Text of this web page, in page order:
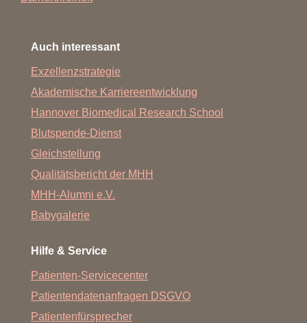
Auch interessant
Exzellenzstrategie
Akademische Karriereentwicklung
Hannover Biomedical Research School
Blutspende-Dienst
Gleichstellung
Qualitätsbericht der MHH
MHH-Alumni e.V.
Babygalerie
Hilfe & Service
Patienten-Servicecenter
Patientendatenanfragen DSGVO
Patientenfürsprecher